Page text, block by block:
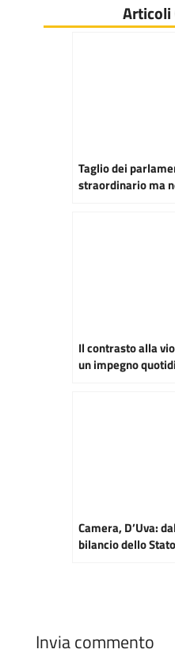
Articoli
Taglio dei
straordinario ma
Il contrasto alla
un impegno
Camera, D’Uva:
bilancio dello
Invia commento